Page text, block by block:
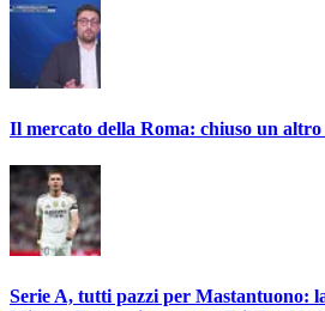
Il mercato della Roma: chiuso un altro
Serie A, tutti pazzi per Mastantuono: